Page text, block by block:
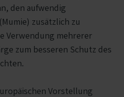
den aufwendig
zusätzlich zu
Verwendung mehrerer
zum besseren Schutz des
Vorstellung